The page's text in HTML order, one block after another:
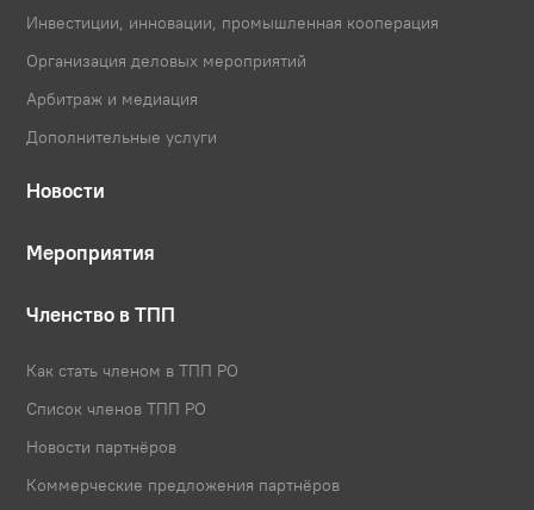
Инвестиции, инновации, промышленная кооперация
Организация деловых мероприятий
Арбитраж и медиация
Дополнительные услуги
Новости
Мероприятия
Членство в ТПП
Как стать членом в ТПП РО
Список членов ТПП РО
Новости партнёров
Коммерческие предложения партнёров